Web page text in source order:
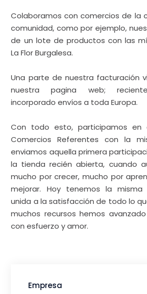
Comercios Referentes con la
enviamos aquella primera
la tienda recién abierta, cuando
mucho por crecer, mucho por
unida a la satisfacción de todo lo
muchos recursos hemos
con esfuerzo y amor.
Empresa
La Molienda
Personas responsables
Elvira Ruiz
Idea